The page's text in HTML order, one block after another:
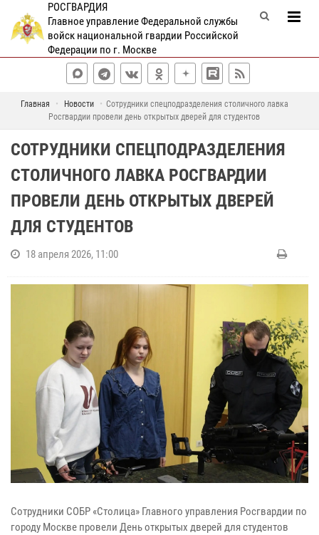
РОСГВАРДИЯ
Главное управление Федеральной службы
войск национальной гвардии Российской
Федерации по г. Москве
Главная Новости
Сотрудники спецподразделения столичного лавка
Росгвардии провели день открытых дверей для студентов
СОТРУДНИКИ СПЕЦПОДРАЗДЕЛЕНИЯ
СТОЛИЧНОГО ЛАВКА РОСГВАРДИИ
ПРОВЕЛИ ДЕНЬ ОТКРЫТЫХ ДВЕРЕЙ
ДЛЯ СТУДЕНТОВ
18 апреля 2026, 11:00
Сотрудники СОБР «Столица» Главного управления Росгвардии по
городу Москве провели День открытых дверей для студентов